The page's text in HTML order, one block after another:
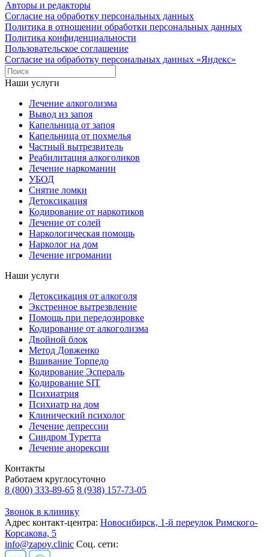
Авторы и редакторы
Согласие на обработку персональных данных
Политика в отношении обработки персональных данных
Политика конфиденциальности
Пользовательское соглашение
Согласие на обработку персональных данных «Яндекс»
Наши услуги
Лечение алкоголизма
Вывод из запоя
Капельница от запоя
Капельница от похмелья
Частный вытрезвитель
Реабилитация алкоголиков
Лечение наркомании
УБОД
Снятие ломки
Детоксикация
Кодирование от наркотиков
Лечение от солей
Наркологическая помощь
Нарколог на дом
Лечение игромании
Наши услуги
Детоксикация от алкоголя
Экстренное вытрезвление
Помощь при передозировке
Кодирование от алкоголизма
Двойной блок
Метод Довженко
Вшивание Торпедо
Кодирование Эспераль
Кодирование SIT
Психиатрия
Психиатр на дом
Клинический психолог
Лечение депрессии
Синдром Туретта
Лечение анорексии
Контакты
Работаем круглосуточно
8 (800) 333-89-65 8 (938) 157-73-05
Звонок в клинику
Адрес контакт-центра: Новосибирск, 1-й переулок Римского-
Корсакова, 5
info@zapoy.clinic Соц. сети: